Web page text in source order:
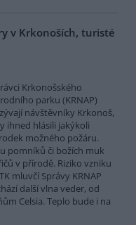
v Krkonoších, turisté
Krkonošského
parku (KRNAP)
návštěvníky Krkonoš,
ihned hlásili jakýkoli
možného požáru.
pomníků či božích muk
v přírodě. Riziko vzniku
mluvčí Správy KRNAP
další vlna veder, od
Celsia. Teplo bude i na